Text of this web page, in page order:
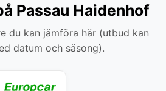
Passau Haidenhof
du kan jämföra här (utbud kan
datum och säsong).